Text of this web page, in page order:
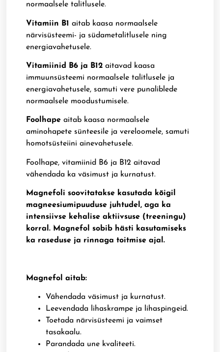
normaalsele talitlusele.
Vitamiin B1 aitab kaasa normaalsele
närvisüsteemi- ja südametalitlusele ning
energiavahetusele.
Vitamiinid B6 ja B12 aitavad kaasa
immuunsüsteemi normaalsele talitlusele ja
energiavahetusele, samuti vere punaliblede
normaalsele moodustumisele.
Foolhape aitab kaasa normaalsele
aminohapete sünteesile ja vereloomele, samuti
homotsüsteiini ainevahetusele.
Foolhape, vitamiinid B6 ja B12 aitavad
vähendada ka väsimust ja kurnatust.
Magnefoli soovitatakse kasutada kõigil
magneesiumipuuduse juhtudel, aga ka
intensiivse kehalise aktiivsuse (treeningu)
korral. Magnefol sobib hästi kasutamiseks
ka raseduse ja rinnaga toitmise ajal.
Magnefol aitab:
Vähendada väsimust ja kurnatust.
Leevendada lihaskrampe ja lihaspingeid.
Toetada närvisüsteemi ja vaimset
tasakaalu.
Parandada une kvaliteeti.